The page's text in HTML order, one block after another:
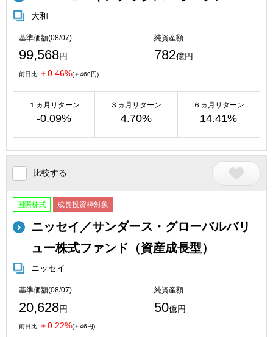
大和
基準価額(08/07)
99,568円
純資産額
782億円
前日比: ＋0.46%(＋460円)
１ヵ月リターン
-0.09%
３ヵ月リターン
4.70%
６ヵ月リターン
14.41%
比較する
国際株式 成長投資枠対象
ニッセイ／サンダース・グローバルバリ
ュー株式ファンド（資産成長型）
ニッセイ
基準価額(08/07)
20,628円
純資産額
50億円
前日比: ＋0.22%(＋46円)